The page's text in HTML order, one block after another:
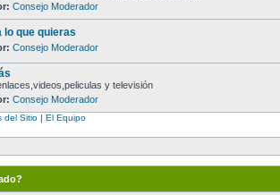
Consejo Moderador
lo que quieras
Consejo Moderador
y televisión
Consejo Moderador
del Sitio | El Equipo